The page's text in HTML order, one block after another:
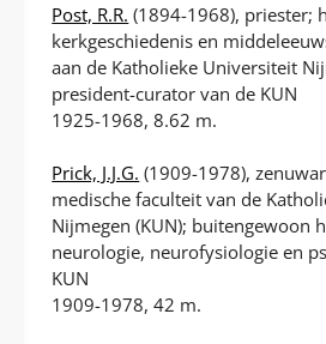
Post, R.R. (1894-1968), priester;
kerkgeschiedenis en
aan de Katholieke Universiteit
president-curator van de KUN
1925-1968, 8.62 m.
Prick, J.J.G. (1909-1978),
medische faculteit van de
Nijmegen (KUN); buitengewoon
neurologie, neurofysiologie en
KUN
1909-1978, 42 m.